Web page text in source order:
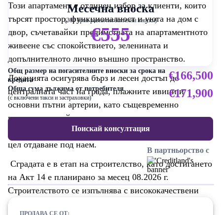
Този апартамент е отличен избор за клиенти, които
търсят простор, функционалност и уюта на дом с
двор, съчетавайки предимствата на апартаментното
живеене със спокойствието, зеленината и
допълнителното лично външно пространство.
Локацията осигурява бърз и лесен достъп до
централната част на града, плажните ивици и
основни пътни артерии, като същевременно
предлага спокойна жилищна среда, предпочитана
както за постоянно живеене, така и за инвестиция с
цел отдаване под наем.
Сградата е в етап на строителство, като достигането
на Акт 14 е планирано за месец 08.2026 г.
Строителството се изпълнява с висококачествени
материали и внимание към всеки детайл, съобразено
Месечна вноска
(300 броя равни погасителни вноски)
€555
Общ размер на погасителните вноски за срока на
кредита
€166,500
Обща сума дължима от потребителя
(с включени такси и застраховки) €171,900
Поискай консултация
В партньорство с